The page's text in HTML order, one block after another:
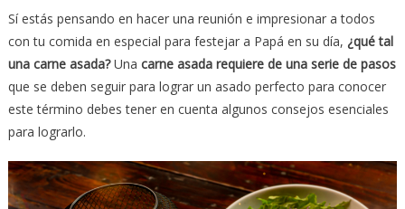
Sí estás pensando en hacer una reunión e impresionar a todos
con tu comida en especial para festejar a Papá en su día, ¿qué tal
una carne asada?Una carne asada requiere de una serie de pasos
que se deben seguir para lograr un asado perfecto para conocer
este término debes tener en cuenta algunos consejos esenciales
para lograrlo.